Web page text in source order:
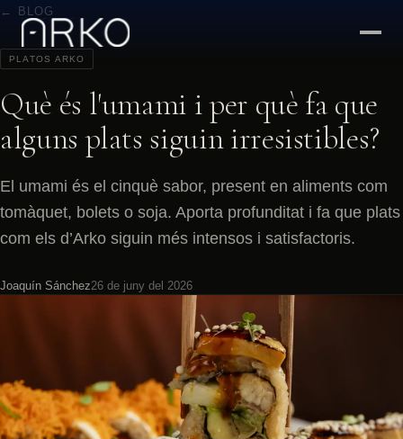
← BLOG
PLATOS ARKO
Què és l'umami i per què fa que
alguns plats siguin irresistibles?
El umami és el cinquè sabor, present en aliments com
tomàquet, bolets o soja. Aporta profunditat i fa que plats
com els d’Arko siguin més intensos i satisfactoris.
Joaquín Sánchez26 de juny del 2026